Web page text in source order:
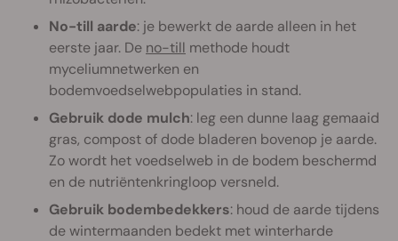
No-till aarde: je bewerkt de aarde alleen in het
eerste jaar. De no-till methode houdt
myceliumnetwerken en
bodemvoedselwebpopulaties in stand.
Gebruik dode mulch: leg een dunne laag gemaaid
gras, compost of dode bladeren bovenop je aarde.
Zo wordt het voedselweb in de bodem beschermd
en de nutriëntenkringloop versneld.
Gebruik bodembedekkers: houd de aarde tijdens
de wintermaanden bedekt met winterharde